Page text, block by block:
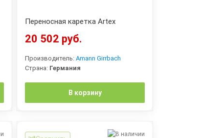
Переносная каретка Artex
20 502 руб.
Производитель: Amann Girrbach
Страна: Германия
В корзину